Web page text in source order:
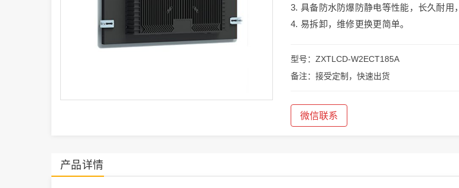
3. 具备防水防爆防静电等性能，长久耐用
4. 易拆卸，维修更换更简单。
型号：ZXTLCD-W2ECT185A
备注：接受定制，快速出货
微信联系
产品详情